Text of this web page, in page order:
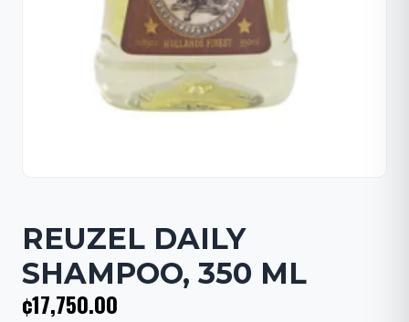
REUZEL DAILY
SHAMPOO, 350 ML
¢17,750.00